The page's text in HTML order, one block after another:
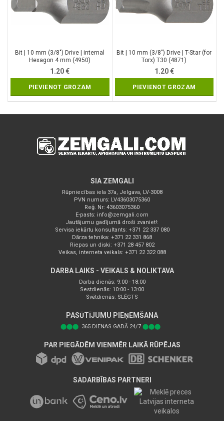
Bit | 10 mm (3/8″) Drive | internal
Hexagon 4 mm (4950)
1.20€
PIEVIENOT GROZAM
Bit | 10 mm (3/8″) Drive | T-Star (for
Torx) T30 (4871)
1.20€
PIEVIENOT GROZAM
SIA ZEMGALI
Rūpniecības iela 37a, Jelgava, LV-3008
PVN numurs: LV43603075360
Reģ. Nr: 43603075360
E-pasts: info@zemgali.com
Jautājumu gadījumā droši zvaniet!:
Servisa iekārtu konsultants: +371 22 337 080
Dārza tehnika: +371 22 331 868
Riepas un diski: +371 28 457 802
Veikas, interneta veikals: +371 22 322 088
DARBA LAIKS - VEIKALS & NOLIKTAVA
Darba dienās: 9:00 - 18:00
Sestdienās: 10:00 - 13:00
Svētdienās: SLĒGTS
PASŪTĪJUMU PIEŅEMŠANA
⬤⬤⬤ 365.DIENAS GADĀ 24/7 ⬤⬤⬤
PAR PIEGĀDĒM VIENMĒR LAIKĀ RŪPĒJAS
SADARBĪBAS PARTNERI